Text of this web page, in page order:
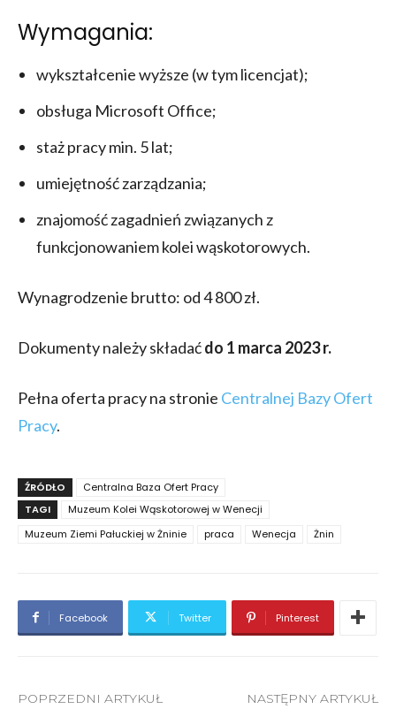
Wymagania:
wykształcenie wyższe (w tym licencjat);
obsługa Microsoft Office;
staż pracy min. 5 lat;
umiejętność zarządzania;
znajomość zagadnień związanych z
funkcjonowaniem kolei wąskotorowych.
Wynagrodzenie brutto: od 4 800 zł.
Dokumenty należy składaćdo 1 marca 2023 r.
Pełna oferta pracy na stronie Centralnej Bazy Ofert
Pracy.
ŹRÓDŁO
Centralna Baza Ofert Pracy
TAGI
Muzeum Kolei Wąskotorowej w Wenecji
Muzeum Ziemi Pałuckiej w Żninie
praca Wenecja Żnin
Facebook Twitter Pinterest
POPRZEDNI ARTYKUŁ NASTĘPNY ARTYKUŁ